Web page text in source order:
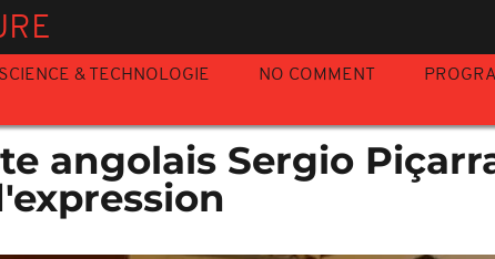
SCIENCE & TECHNOLOGIE NO COMMENT
angolais Sergio